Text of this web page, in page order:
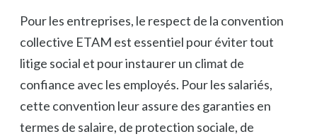
Pour les entreprises, le respect de la convention
collective ETAM est essentiel pour éviter tout
litige social et pour instaurer un climat de
confiance avec les employés. Pour les salariés,
cette convention leur assure des garanties en
termes de salaire, de protection sociale, de